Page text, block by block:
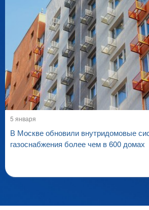
5 января
В Москве обновили внутридомовые
газоснабжения более чем в 600 домах